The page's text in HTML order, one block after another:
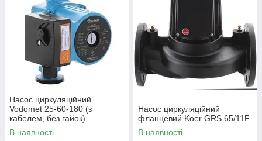
Насос циркуляційний
Vodomet 25-60-180 (з
кабелем, без гайок)
В наявності
Насос циркуляційний
фланцевий Koer GRS 65/11F
В наявності